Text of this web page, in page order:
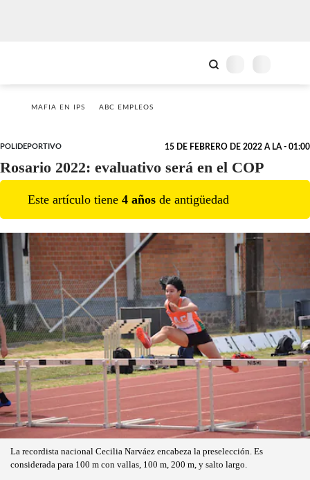
MAFIA EN IPS ABC EMPLEOS
POLIDEPORTIVO 15 DE FEBRERO DE 2022 A LA - 01:00
Rosario 2022: evaluativo será en el COP
Este artículo tiene 4 años de antigüedad
La recordista nacional Cecilia Narváez encabeza la preselección. Es
considerada para 100 m con vallas, 100 m, 200 m, y salto largo.